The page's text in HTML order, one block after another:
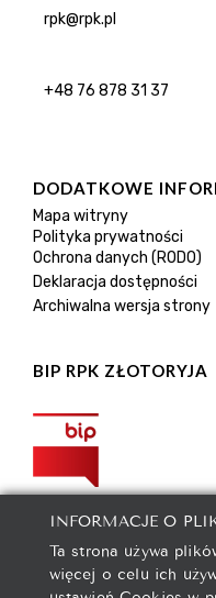
rpk@rpk.pl
+48 76 878 31 37
DODATKOWE
Mapa witryny
Polityka prywatności
Ochrona danych (RODO)
Deklaracja dostępności
Archiwalna wersja strony
BIP RPK ZŁOTORYJA
INFORMACJE O
Ta strona używa
więcej o celu ich